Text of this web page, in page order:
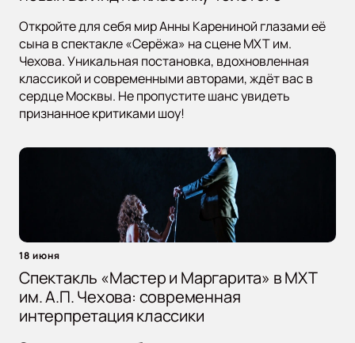
Откройте для себя мир Анны Карениной глазами её
сына в спектакле «Серёжа» на сцене МХТ им.
Чехова. Уникальная постановка, вдохновленная
классикой и современными авторами, ждёт вас в
сердце Москвы. Не пропустите шанс увидеть
признанное критиками шоу!
18 июня
Спектакль «Мастер и Маргарита» в МХТ
им. А.П. Чехова: современная
интерпретация классики